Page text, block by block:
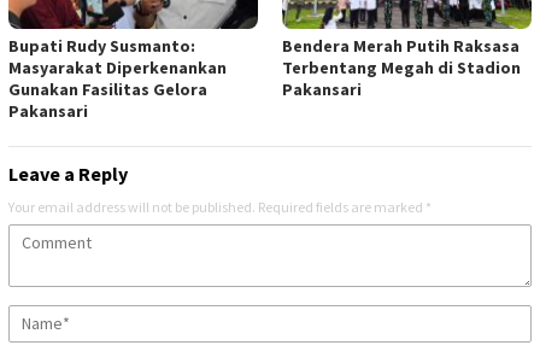
Bupati Rudy Susmanto:
Masyarakat Diperkenankan
Gunakan Fasilitas Gelora
Pakansari
Bendera Merah Putih Raksasa
Terbentang Megah di Stadion
Pakansari
Leave a Reply
Your email address will not be published. Required fields are marked *